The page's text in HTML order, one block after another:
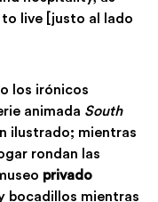
live [justo al lado
los irónicos
animada South
ilustrado; mientras
rondan las
privado
bocadillos mientras